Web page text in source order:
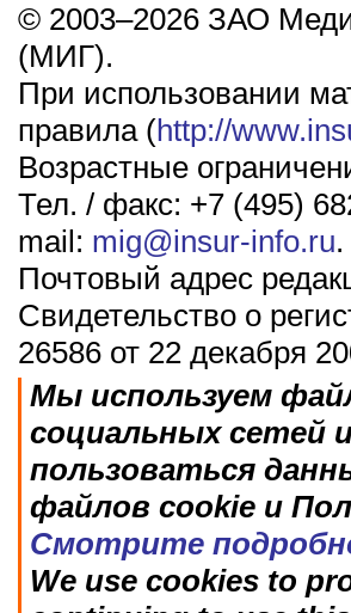
© 2003–2026 ЗАО
(МИГ).
При использовании
правила (http://
Возрастные
Тел. / факс: +7 (495)
mail: mig@insur-info.ru.
Почтовый адрес
Свидетельство о
26586 от 22 декабря
Мы используем
социальных сетей
пользоваться
файлов cookie и
Смотрите
We use cookies to